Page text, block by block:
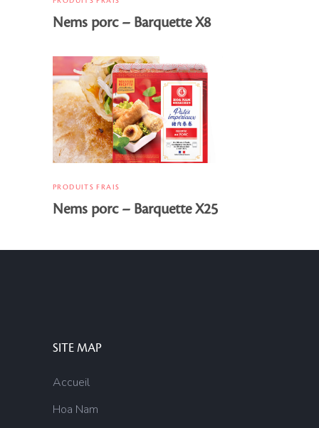
Nems porc – Barquette X8
PRODUITS FRAIS
Nems porc – Barquette X25
SITE MAP
Accueil
Hoa Nam